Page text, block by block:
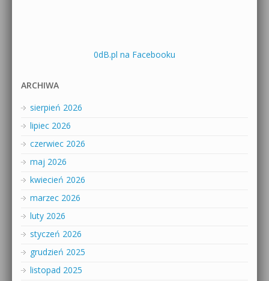
0dB.pl na Facebooku
ARCHIWA
sierpień 2026
lipiec 2026
czerwiec 2026
maj 2026
kwiecień 2026
marzec 2026
luty 2026
styczeń 2026
grudzień 2025
listopad 2025